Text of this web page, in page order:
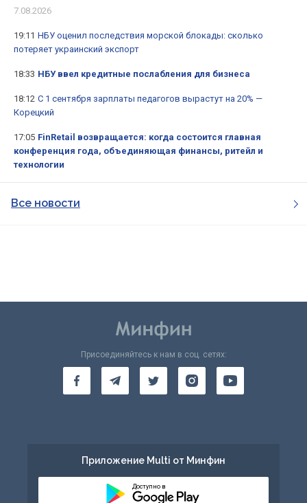
7.08.2026
19:11 НБУ оценил последствия морской блокады: сколько
потеряет украинский экспорт
18:33 НБУ ввел кредитные послабления для бизнеса
18:12 С 1 сентября зарплаты педагогов вырастут на 20% —
Корецкий
17:05 FinRetail возвращается: когда состоится главная
конференция года, объединяющая финансы, ритейл и
технологии
Все новости
Присоединяйтесь к нам в соц. сетях:
Приложение Multi от Минфин
Доступно в